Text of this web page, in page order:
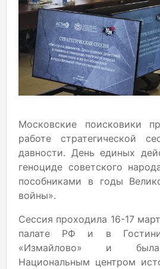
Московские поисковики
работе стратегической
давности. День единых
геноциде советского
пособниками в годы
войны».
Сессия проходила 16-17
палате РФ и в
«Измайлово» и была
Национальным центром